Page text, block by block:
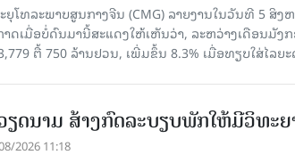
ຍຸໂທລະພາບສູນກາງຈີນ (CMG) ລາຍງານໃນວັນທີ 5 ສິງ
າດເມື່ອບໍ່ດົນມານີ້ສະແດງໃຫ້ເຫັນວ່າ, ລະຫວ່າງເດືອນມັງ
ຕື້ 750 ລ້ານຢວນ, ເພີ່ມຂຶ້ນ 8.3% ເມື່ອທຽບໃສ່ໄລຍ
ດນາມ ສ້າງກົດລະບຽບພັກໃຫ້ມີວິທະຍ
2026 11:18